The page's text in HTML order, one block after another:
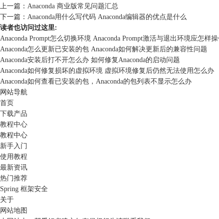
上一篇： Anaconda 商业版常见问题汇总
下一篇： Anaconda用什么写代码 Anaconda编辑器的优点是什么
读者也访问过这里:
Anaconda Prompt怎么切换环境 Anaconda Prompt激活与退出环境应怎样
Anaconda怎么更新已安装的包 Anaconda如何解决更新后的兼容性问题
Anaconda安装后打不开怎么办 如何修复Anaconda的启动问题
Anaconda如何修复损坏的虚拟环境 虚拟环境修复后仍然无法使用怎么办
Anaconda如何查看已安装的包，Anaconda的包列表不显示怎么办
网站导航
首页
下载产品
教程中心
教程中心
新手入门
使用教程
最新资讯
热门推荐
Spring 框架安全
关于
网站地图